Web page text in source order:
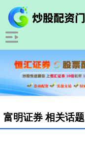
富明证券 相关话题